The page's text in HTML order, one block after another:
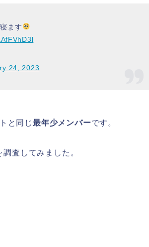
ます
24, 2023
と同じ最年少メンバーです。
査してみました。